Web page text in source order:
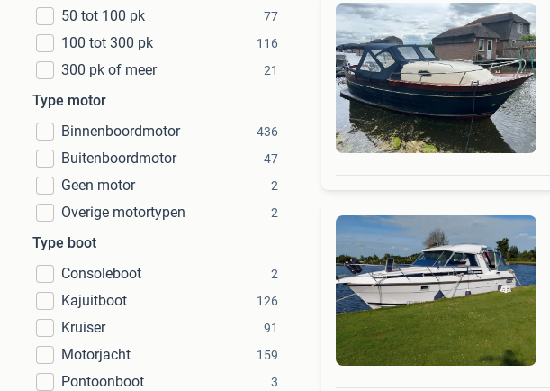
50 tot 100 pk 77
100 tot 300 pk 116
300 pk of meer 21
Type motor
Binnenboordmotor
436
Buitenboordmotor 47
Geen motor 2
Overige motortypen 2
Type boot
Consoleboot
2
Kajuitboot 126
Kruiser 91
Motorjacht 159
Pontoonboot 3